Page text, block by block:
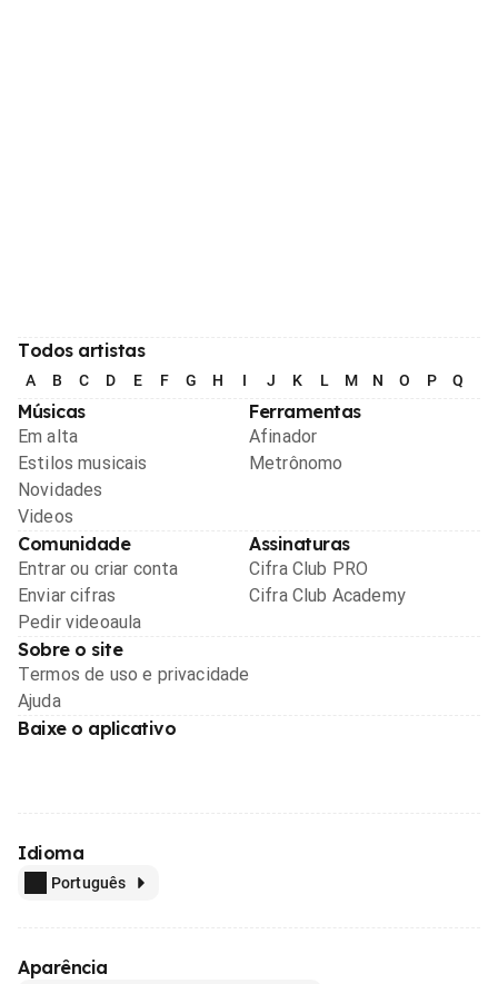
Todos artistas
A B C D E F G H I J K L M N O P Q
Músicas
Em alta
Estilos musicais
Novidades
Videos
Ferramentas
Afinador
Metrônomo
Comunidade
Entrar ou criar conta
Enviar cifras
Pedir videoaula
Assinaturas
Cifra Club PRO
Cifra Club Academy
Sobre o site
Termos de uso e privacidade
Ajuda
Baixe o aplicativo
Idioma
Português
Aparência